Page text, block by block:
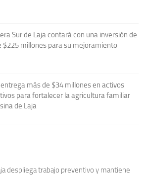
Sur de Laja contará con una inversión de
$225 millones para su mejoramiento
entrega más de $34 millones en activos
para fortalecer la agricultura familiar
de Laja
despliega trabajo preventivo y mantiene